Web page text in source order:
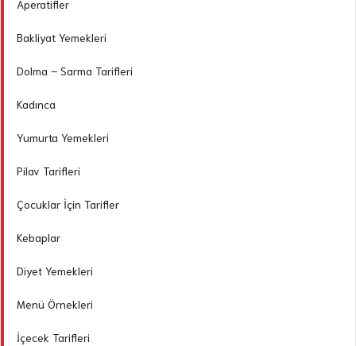
Aperatifler
Bakliyat Yemekleri
Dolma – Sarma Tarifleri
Kadınca
Yumurta Yemekleri
Pilav Tarifleri
Çocuklar İçin Tarifler
Kebaplar
Diyet Yemekleri
Menü Örnekleri
İçecek Tarifleri